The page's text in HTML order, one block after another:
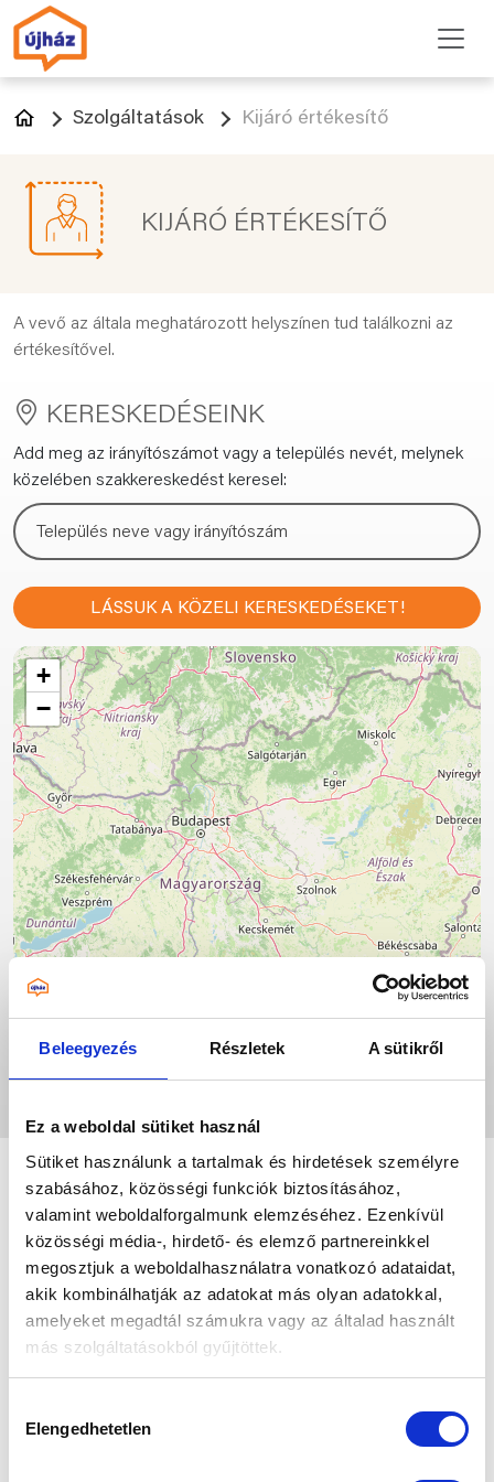
Beleegyezés Részletek A sütikről
Ez a weboldal sütiket használ
Sütiket használunk a tartalmak és hirdetések személyre
szabásához, közösségi funkciók biztosításához,
valamint weboldalforgalmunk elemzéséhez. Ezenkívül
közösségi média-, hirdető- és elemző partnereinkkel
megosztjuk a weboldalhasználatra vonatkozó adataidat,
akik kombinálhatják az adatokat más olyan adatokkal,
amelyeket megadtál számukra vagy az általad használt
más szolgáltatásokból gyűjtöttek.
megnyomásával kifejezett hozzájárulásodat adod az
összes süti futtatásához, a „Személyre szabom” gomb
kiválasztása
Elengedhetetlen
Szolgáltatások Kijáró értékesítő
KIJÁRÓ ÉRTÉKESÍTŐ
A vevő az általa meghatározott helyszínen tud találkozni az
értékesítővel.
KERESKEDÉSEINK
Add meg az irányítószámot vagy a település nevét, melynek
közelében szakkereskedést keresel:
LÁSSUK A KÖZELI KERESKEDÉSEKET!
+
−